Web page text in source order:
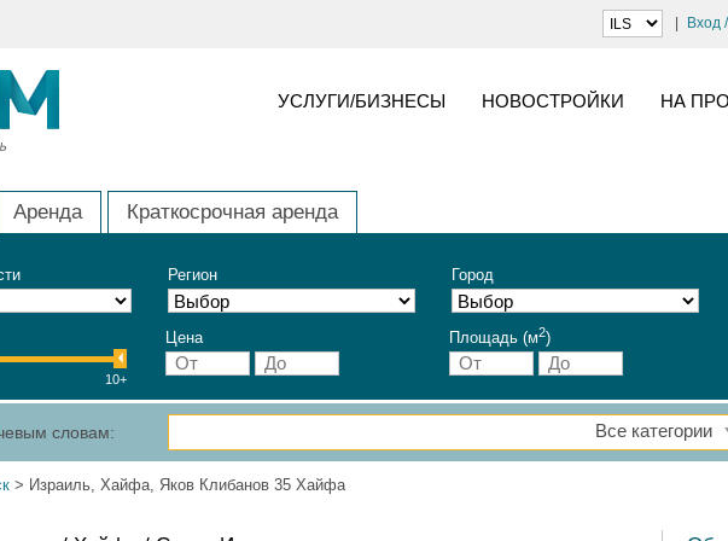
Вход
УСЛУГИ/БИЗНЕСЫ НОВОСТРОЙКИ НА
Аренда Краткосрочная аренда
Регион Город
10+
Цена Площадь (м2)
Все категории
словам:
> Израиль, Хайфа, Яков Клибанов 35 Хайфа